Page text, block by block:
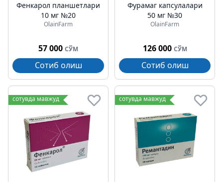
Фенкарол планшетлари
10 мг №20
OlainFarm
57 000 СЎМ
Сотиб олиш
Фурамаг капсулалари
50 мг №30
OlainFarm
126 000 СЎМ
Сотиб олиш
сотувда мавжуд сотувда мавжуд